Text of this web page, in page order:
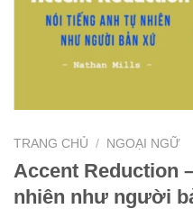
TRANG CHỦ / NGOẠI NGỮ
Accent Reduction
nhiên như người